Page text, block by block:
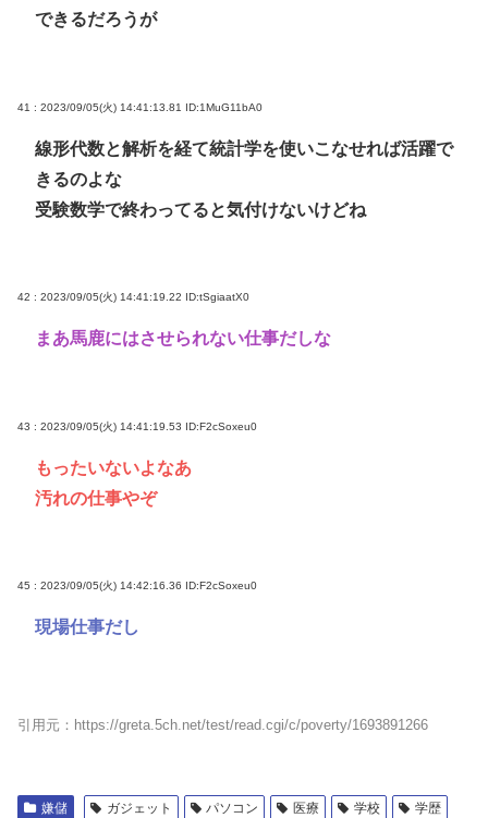
できるだろうが
41 : 2023/09/05(火) 14:41:13.81 ID:1MuG11bA0
線形代数と解析を経て統計学を使いこなせれば活躍で
きるのよな
受験数学で終わってると気付けないけどね
42 : 2023/09/05(火) 14:41:19.22 ID:tSgiaatX0
まあ馬鹿にはさせられない仕事だしな
43 : 2023/09/05(火) 14:41:19.53 ID:F2cSoxeu0
もったいないよなあ
汚れの仕事やぞ
45 : 2023/09/05(火) 14:42:16.36 ID:F2cSoxeu0
現場仕事だし
引用元：https://greta.5ch.net/test/read.cgi/c/poverty/1693891266
嫌儲 ガジェット パソコン 医療 学校
学歴